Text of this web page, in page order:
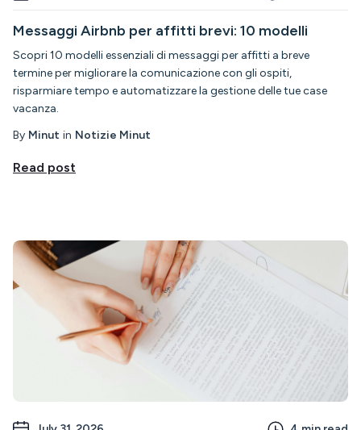
Messaggi Airbnb per affitti brevi: 10 modelli
Scopri 10 modelli essenziali di messaggi per affitti a breve
termine per migliorare la comunicazione con gli ospiti,
risparmiare tempo e automatizzare la gestione delle tue case
vacanza.
By Minut in Notizie Minut
Read post